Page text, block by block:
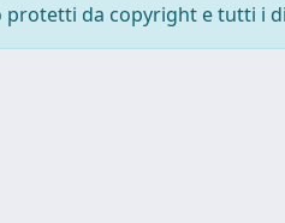
protetti da copyright e tutti i